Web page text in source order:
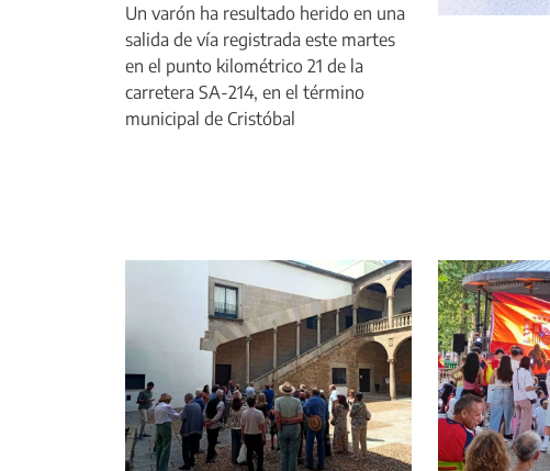
Un varón ha resultado herido en una
salida de vía registrada este martes
en el punto kilométrico 21 de la
carretera SA-214, en el término
municipal de Cristóbal